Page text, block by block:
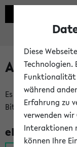
Es gibt mehrere
Bitte wählen Sie
eKVV für
Diese
Technologien.
Funktionalität
während
Erfahrung zu
verwenden
Interaktionen
können Ihre